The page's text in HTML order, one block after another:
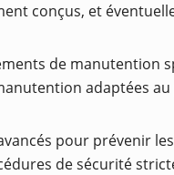
conçus, et
de manutention
adaptées
pour prévenir
de sécurité